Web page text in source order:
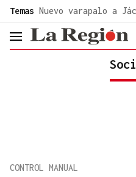
Temas Nuevo varapalo a
header.menu.open
CONTROL MANUAL